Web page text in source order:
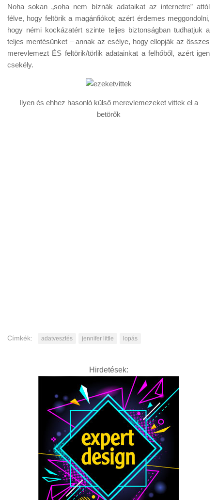
Noha sokan „soha nem bíznák adataikat az internetre” attól
félve, hogy feltörik a magánfiókot; azért érdemes meggondolni,
hogy némi kockázatért szinte teljes biztonságban tudhatjuk a
teljes mentésünket – annak az esélye, hogy ellopják az összes
merevlemezt ÉS feltörik/törlik adatainkat a felhőből, azért igen
csekély.
Ilyen és ehhez hasonló külső merevlemezeket vittek el a
betörők
Címkék: adatvesztés jennifer little lopás
Hirdetések: